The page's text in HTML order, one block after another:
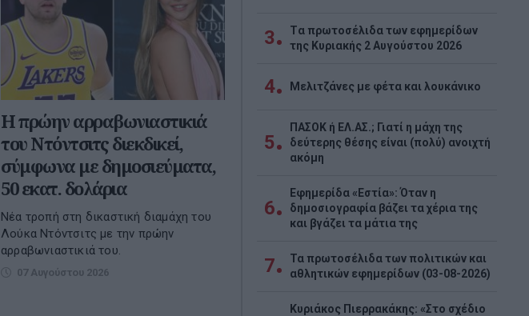
Η πρώην αρραβωνιαστικιά
του Ντόντσιτς διεκδικεί,
σύμφωνα με δημοσιεύματα,
50 εκατ. δολάρια
Νέα τροπή στη δικαστική διαμάχη του
Λούκα Ντόντσιτς με την πρώην
αρραβωνιαστικιά του.
07 Αυγούστου 2026
3
Tα πρωτοσέλιδα των εφημερίδων
της Κυριακής 2 Αυγούστου 2026
4 Μελιτζάνες με φέτα και λουκάνικο
5
ΠΑΣΟΚ ή ΕΛ.ΑΣ.; Γιατί η μάχη της
δεύτερης θέσης είναι (πολύ) ανοιχτή
ακόμη
6
Εφημερίδα «Εστία»: Όταν η
δημοσιογραφία βάζει τα χέρια της
και βγάζει τα μάτια της
7
Τα πρωτοσέλιδα των πολιτικών και
αθλητικών εφημερίδων (03-08-2026)
Κυριάκος Πιερρακάκης: «Στο σχέδιο